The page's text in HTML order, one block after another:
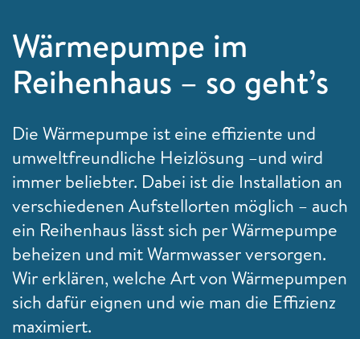
Wärmepumpe im
Reihenhaus – so geht’s
Die Wärmepumpe ist eine effiziente und
umweltfreundliche Heizlösung –und wird
immer beliebter. Dabei ist die Installation an
verschiedenen Aufstellorten möglich – auch
ein Reihenhaus lässt sich per Wärmepumpe
beheizen und mit Warmwasser versorgen.
Wir erklären, welche Art von Wärmepumpen
sich dafür eignen und wie man die Effizienz
maximiert.